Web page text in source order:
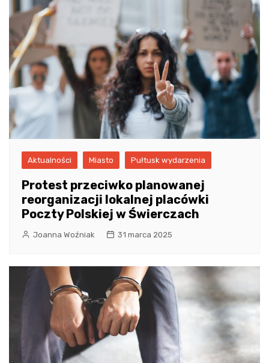
Aktualności Miasto Pułtusk wydarzenia
Protest przeciwko planowanej
reorganizacji lokalnej placówki
Poczty Polskiej w Świerczach
Joanna Woźniak 31 marca 2025